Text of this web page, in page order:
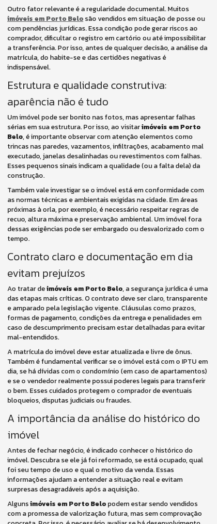
Outro fator relevante é a regularidade documental. Muitos
imóveis em Porto Belosão vendidos em situação de posse ou
com pendências jurídicas. Essa condição pode gerar riscos ao
comprador, dificultar o registro em cartório ou até impossibilitar
a transferência. Por isso, antes de qualquer decisão, a análise da
matrícula, do habite-se e das certidões negativas é
indispensável.
Estrutura e qualidade construtiva:
aparência não é tudo
Um imóvel pode ser bonito nas fotos, mas apresentar falhas
sérias em sua estrutura. Por isso, ao visitarimóveis em Porto
Belo, é importante observar com atenção elementos como
trincas nas paredes, vazamentos, infiltrações, acabamento mal
executado, janelas desalinhadas ou revestimentos com falhas.
Esses pequenos sinais indicam a qualidade (ou a falta dela) da
construção.
Também vale investigar se o imóvel está em conformidade com
as normas técnicas e ambientais exigidas na cidade. Em áreas
próximas à orla, por exemplo, é necessário respeitar regras de
recuo, altura máxima e preservação ambiental. Um imóvel fora
dessas exigências pode ser embargado ou desvalorizado com o
tempo.
Contrato claro e documentação em dia
evitam prejuízos
Ao tratar deimóveis em Porto Belo, a segurança jurídica é uma
das etapas mais críticas. O contrato deve ser claro, transparente
e amparado pela legislação vigente. Cláusulas como prazos,
formas de pagamento, condições da entrega e penalidades em
caso de descumprimento precisam estar detalhadas para evitar
mal-entendidos.
A matrícula do imóvel deve estar atualizada e livre de ônus.
Também é fundamental verificar se o imóvel está com o IPTU em
dia, se há dívidas com o condomínio (em caso de apartamentos)
e se o vendedor realmente possui poderes legais para transferir
o bem. Esses cuidados protegem o comprador de eventuais
bloqueios, disputas judiciais ou fraudes.
A importância da análise do histórico do
imóvel
Antes de fechar negócio, é indicado conhecer o histórico do
imóvel. Descubra se ele já foi reformado, se está ocupado, qual
foi seu tempo de uso e qual o motivo da venda. Essas
informações ajudam a entender a situação real e evitam
surpresas desagradáveis após a aquisição.
Algunsimóveis em Porto Belopodem estar sendo vendidos
com a promessa de valorização futura, mas sem comprovação